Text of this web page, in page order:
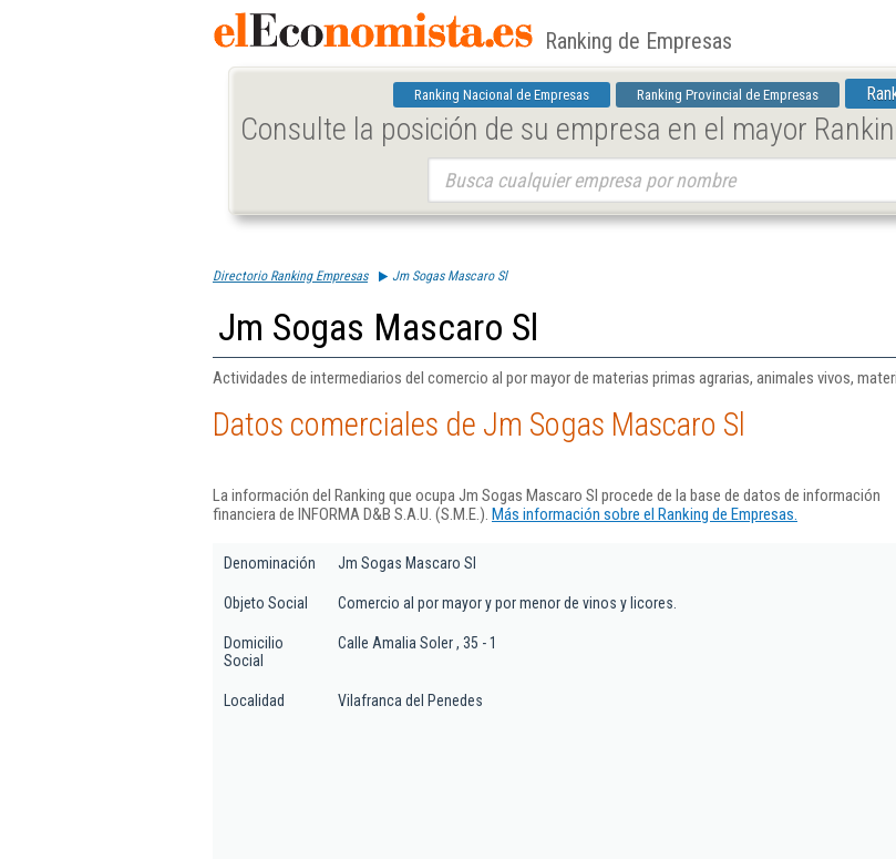
Ranking de Empresas
Ranking Nacional de Empresas Ranking Provincial de Empresas
Consulte la posición de su empresa en el mayor
Directorio Ranking Empresas Jm Sogas Mascaro Sl
Jm Sogas Mascaro Sl
Actividades de intermediarios del comercio al por mayor de materias primas agrarias, animales vivos,
Datos comerciales de Jm Sogas Mascaro Sl
La información del Ranking que ocupa Jm Sogas Mascaro Sl procede de la base de datos de información
financiera de INFORMA D&B S.A.U. (S.M.E.). Más información sobre el Ranking de Empresas.
Denominación Jm Sogas Mascaro Sl
Objeto Social Comercio al por mayor y por menor de vinos y licores.
Domicilio
Social
Calle Amalia Soler , 35 - 1
Localidad Vilafranca del Penedes